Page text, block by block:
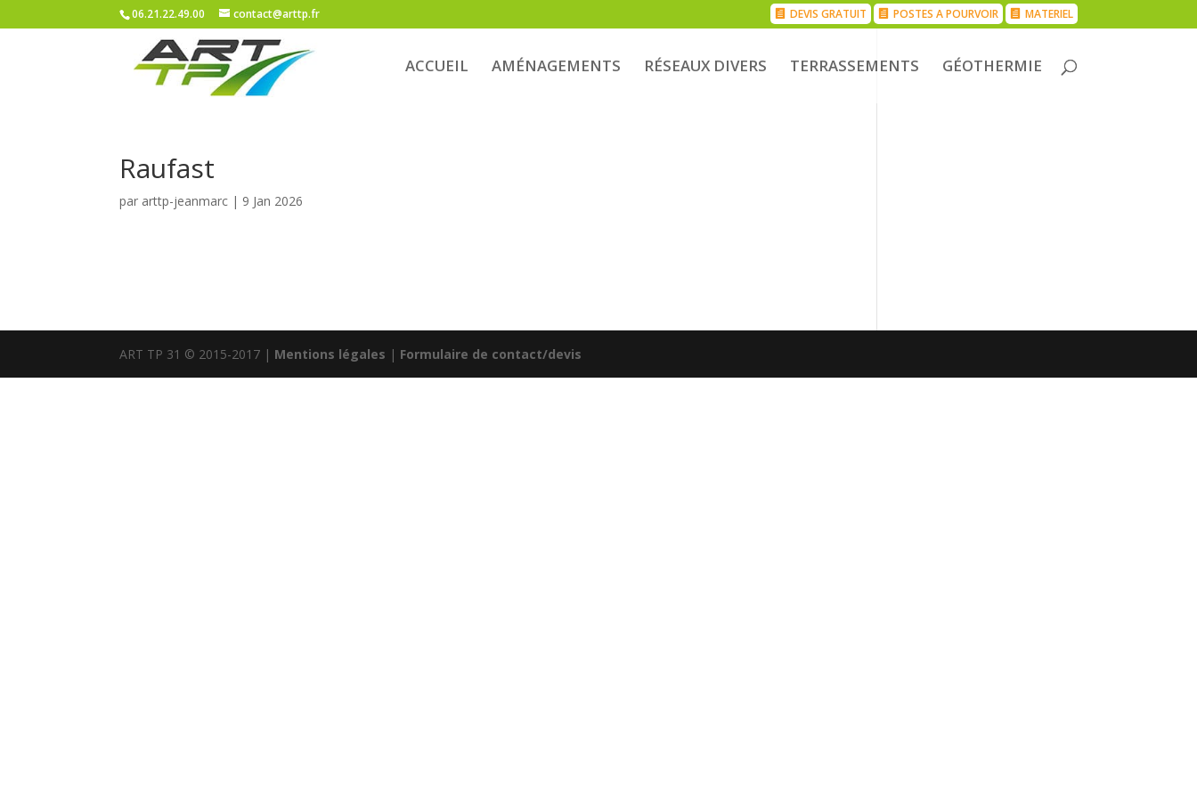
06.21.22.49.00 contact@arttp.fr DEVIS GRATUIT POSTES A POURVOIR MATERIEL
ACCUEIL AMÉNAGEMENTS RÉSEAUX DIVERS TERRASSEMENTS GÉOTHERMIE
Raufast
par arttp-jeanmarc | 9 Jan 2026
ART TP 31 © 2015-2017 | Mentions légales | Formulaire de contact/devis